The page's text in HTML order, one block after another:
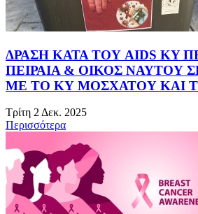
ΔΡΑΣΗ ΚΑΤΑ ΤΟΥ AIDS KY
ΠΕΙΡΑΙΑ & ΟΙΚΟΣ ΝΑΥΤΟΥ
ΜΕ ΤΟ ΚΥ ΜΟΣΧΑΤΟΥ ΚΑΙ
Τρίτη 2 Δεκ. 2025
Περισσότερα